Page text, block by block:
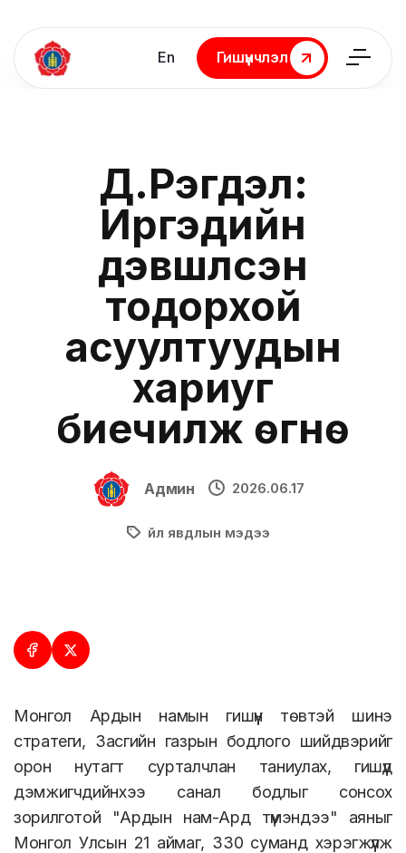
En
Гишүүнчлэл
Гишүүнчлэл
Д.Рэгдэл:
Иргэдийн
дэвшүүлсэн
тодорхой
асуултуудын
хариуг
биечилж өгнө
Админ 2026.06.17
Үйл явдлын мэдээ
Монгол Ардын намын гишүүн төвтэй шинэ
стратеги, Засгийн газрын бодлого шийдвэрийг
орон нутагт сурталчлан таниулах, гишүүд
дэмжигчдийнхээ санал бодлыг сонсох
зорилготой "Ардын нам-Ард түмэндээ" аяныг
Монгол Улсын 21 аймаг, 330 суманд хэрэгжүүлж